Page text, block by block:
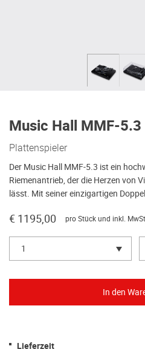
Music Hall MMF-5.3
Plattenspieler
Der Music Hall MMF-5.3 ist ein
Riemenantrieb, der die Herzen von
lässt. Mit seiner einzigartigen
€ 1195,00 pro Stück und inkl.
1
Lieferzeit